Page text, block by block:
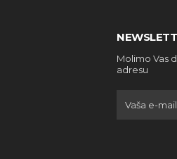
Molimo Vas
adresu